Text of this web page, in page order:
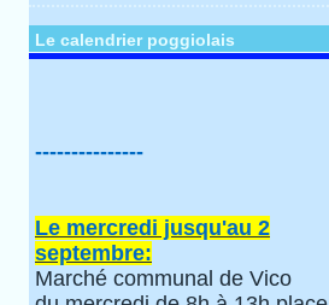
Le calendrier poggiolais
---------------
Le mercredi jusqu'au 2
septembre:
Marché communal de Vico